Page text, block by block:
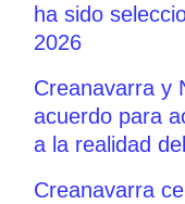
ha sido
2026
Creanavarra y
acuerdo para
a la realidad
Creanavarra